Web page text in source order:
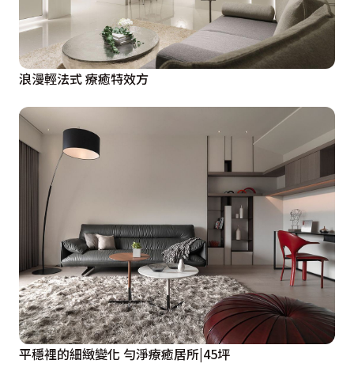
浪漫輕法式 療癒特效方
平穩裡的細緻變化 勻淨療癒居所|45坪